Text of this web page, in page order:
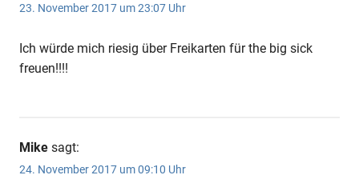
23. November 2017 um 23:07 Uhr
Ich würde mich riesig über Freikarten für the big sick
freuen!!!!
Mike sagt:
24. November 2017 um 09:10 Uhr